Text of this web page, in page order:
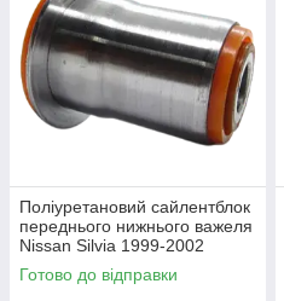
Поліуретановий сайлентблок
переднього нижнього важеля
Nissan Silvia 1999-2002
Готово до відправки